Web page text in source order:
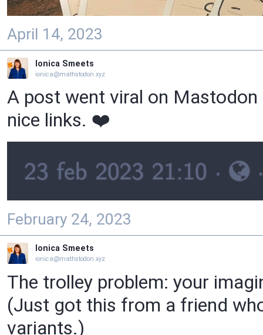
April 14, 2023
Ionica Smeets
ionica@mathstodon.xyz
A post went viral on
nice links. ❤️
February 24, 2023
Ionica Smeets
ionica@mathstodon.xyz
The trolley problem: your
(Just got this from a friend
variants.)